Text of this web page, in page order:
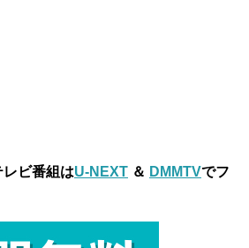
ビ番組はU-NEXT ＆ DMMTVでフ